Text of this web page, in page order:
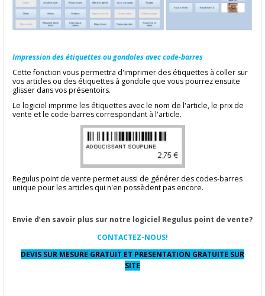
Impression des étiquettes ou gondoles avec code-barres
Cette fonction vous permettra d'imprimer des étiquettes à coller sur
vos articles ou des étiquettes à gondole que vous pourrez ensuite
glisser dans vos présentoirs.
Le logiciel imprime les étiquettes avec le nom de l'article, le prix de
vente et le code-barres correspondant à l'article.
Regulus point de vente permet aussi de générer des codes-barres
unique pour les articles qui n'en possèdent pas encore.
Envie d’en savoir plus sur notre logiciel Regulus point de vente?
CONTACTEZ-NOUS!
DEVIS SUR MESURE GRATUIT ET PRESENTATION GRATUITE SUR
SITE